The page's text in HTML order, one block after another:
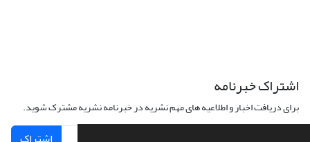
اشتراک خبرنامه
برای دریافت اخبار و اطلاعیه های مهم نشریه در خبرنامه نشریه مشترک شوید.